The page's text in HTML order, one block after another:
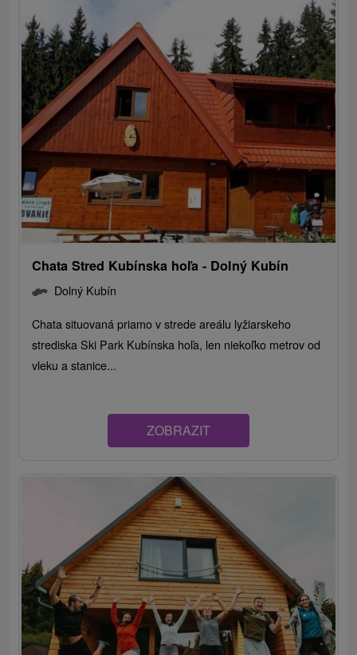
Chata Stred Kubínska hoľa - Dolný Kubín
Dolný Kubín
Chata situovaná priamo v strede areálu lyžiarskeho
strediska Ski Park Kubínska hoľa, len niekoľko metrov od
vleku a stanice...
ZOBRAZIT